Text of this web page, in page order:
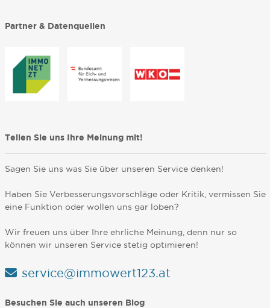
Partner & Datenquellen
Teilen Sie uns Ihre Meinung mit!
Sagen Sie uns was Sie über unseren Service denken!
Haben Sie Verbesserungsvorschläge oder Kritik, vermissen Sie
eine Funktion oder wollen uns gar loben?
Wir freuen uns über Ihre ehrliche Meinung, denn nur so
können wir unseren Service stetig optimieren!
service@immowert123.at
Besuchen Sie auch unseren Blog